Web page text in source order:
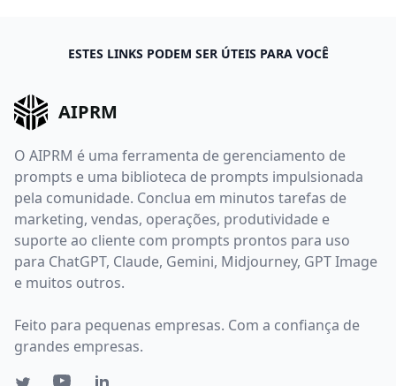
ESTES LINKS PODEM SER ÚTEIS PARA VOCÊ
AIPRM
O AIPRM é uma ferramenta de gerenciamento de
prompts e uma biblioteca de prompts impulsionada
pela comunidade. Conclua em minutos tarefas de
marketing, vendas, operações, produtividade e
suporte ao cliente com prompts prontos para uso
para ChatGPT, Claude, Gemini, Midjourney, GPT Image
e muitos outros.
Feito para pequenas empresas. Com a confiança de
grandes empresas.